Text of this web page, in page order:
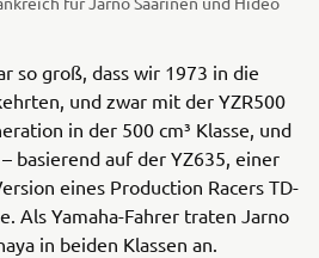
so groß, dass wir 1973 in die
und zwar mit der YZR500
in der 500 cm³ Klasse, und
basierend auf der YZ635, einer
eines Production Racers TD-
Als Yamaha-Fahrer traten Jarno
in beiden Klassen an.